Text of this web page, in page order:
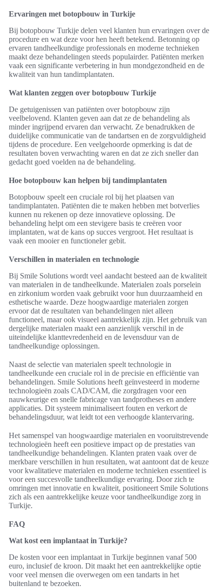
Ervaringen met botopbouw in Turkije
Bij botopbouw Turkije delen veel klanten hun ervaringen over de
procedure en wat deze voor hen heeft betekend. Betonning op
ervaren tandheelkundige professionals en moderne technieken
maakt deze behandelingen steeds populairder. Patiënten merken
vaak een significante verbetering in hun mondgezondheid en de
kwaliteit van hun tandimplantaten.
Wat klanten zeggen over botopbouw Turkije
De getuigenissen van patiënten over botopbouw zijn
veelbelovend. Klanten geven aan dat ze de behandeling als
minder ingrijpend ervaren dan verwacht. Ze benadrukken de
duidelijke communicatie van de tandartsen en de zorgvuldigheid
tijdens de procedure. Een veelgehoorde opmerking is dat de
resultaten boven verwachting waren en dat ze zich sneller dan
gedacht goed voelden na de behandeling.
Hoe botopbouw kan helpen bij tandimplantaten
Botopbouw speelt een cruciale rol bij het plaatsen van
tandimplantaten. Patiënten die te maken hebben met botverlies
kunnen nu rekenen op deze innovatieve oplossing. De
behandeling helpt om een stevigere basis te creëren voor
implantaten, wat de kans op succes vergroot. Het resultaat is
vaak een mooier en functioneler gebit.
Verschillen in materialen en technologie
Bij Smile Solutions wordt veel aandacht besteed aan de kwaliteit
van materialen in de tandheelkunde. Materialen zoals porselein
en zirkonium worden vaak gebruikt voor hun duurzaamheid en
esthetische waarde. Deze hoogwaardige materialen zorgen
ervoor dat de resultaten van behandelingen niet alleen
functioneel, maar ook visueel aantrekkelijk zijn. Het gebruik van
dergelijke materialen maakt een aanzienlijk verschil in de
uiteindelijke klanttevredenheid en de levensduur van de
tandheelkundige oplossingen.
Naast de selectie van materialen speelt technologie in
tandheelkunde een cruciale rol in de precisie en efficiëntie van
behandelingen. Smile Solutions heeft geïnvesteerd in moderne
technologieën zoals CAD/CAM, die zorgdragen voor een
nauwkeurige en snelle fabricage van tandprotheses en andere
applicaties. Dit systeem minimaliseert fouten en verkort de
behandelingsduur, wat leidt tot een verhoogde klantervaring.
Het samenspel van hoogwaardige materialen en vooruitstrevende
technologieën heeft een positieve impact op de prestaties van
tandheelkundige behandelingen. Klanten praten vaak over de
merkbare verschillen in hun resultaten, wat aantoont dat de keuze
voor kwalitatieve materialen en moderne technieken essentieel is
voor een succesvolle tandheelkundige ervaring. Door zich te
omringen met innovatie en kwaliteit, positioneert Smile Solutions
zich als een aantrekkelijke keuze voor tandheelkundige zorg in
Turkije.
FAQ
Wat kost een implantaat in Turkije?
De kosten voor een implantaat in Turkije beginnen vanaf 500
euro, inclusief de kroon. Dit maakt het een aantrekkelijke optie
voor veel mensen die overwegen om een tandarts in het
buitenland te bezoeken.